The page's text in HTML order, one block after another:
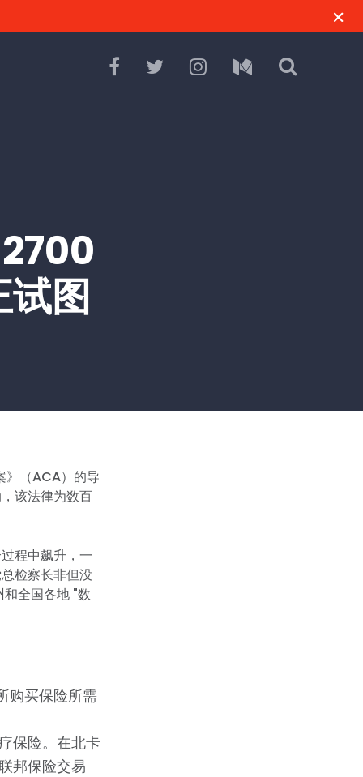
图
（ACA）的导
该法律为数百
程中飙升，一
检察长非但没
全国各地 "数
购买保险所需
保险。在北卡
邦保险交易